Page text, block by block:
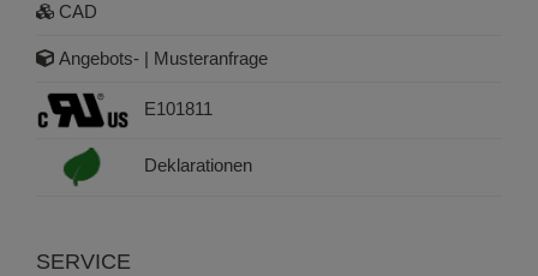
CAD
Angebots- | Musteranfrage
E101811
Deklarationen
SERVICE